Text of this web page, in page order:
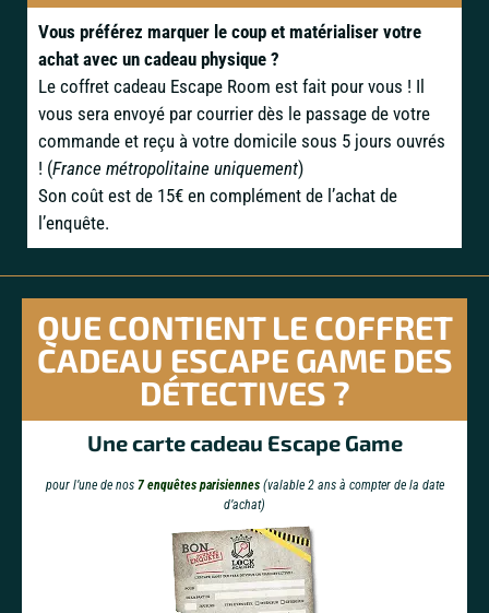
Vous préférez marquer le coup et matérialiser votre
achat avec un cadeau physique ?
Le coffret cadeau Escape Room est fait pour vous ! Il
vous sera envoyé par courrier dès le passage de votre
commande et reçu à votre domicile sous 5 jours ouvrés
! (France métropolitaine uniquement)
Son coût est de 15€ en complément de l’achat de
l’enquête.
QUE CONTIENT LE COFFRET
CADEAU ESCAPE GAME DES
DÉTECTIVES ?
Une carte cadeau Escape Game
pour l’une de nos 7 enquêtes parisiennes(valable 2 ans à compter de la date
d’achat)